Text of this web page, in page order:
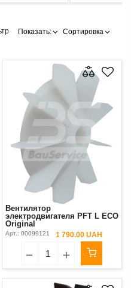
Показать: Сортировка
Вентилятор
электродвигателя PFT L ECO
Original
Арт.: 00099121 1 790.00 UAH